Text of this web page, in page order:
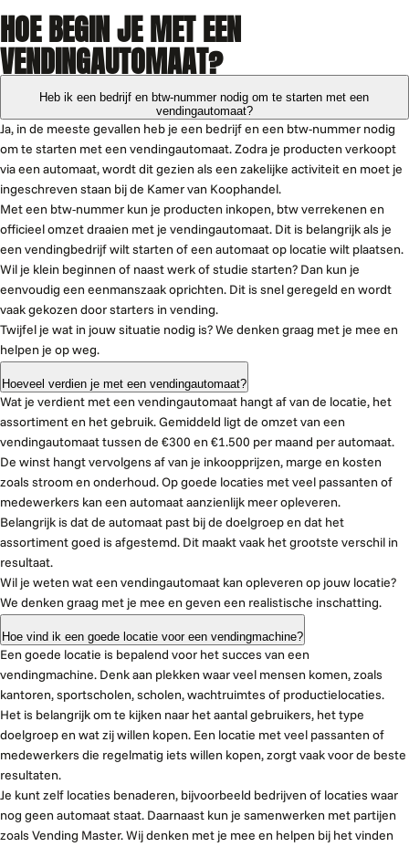
HOE BEGIN JE MET EEN
VENDINGAUTOMAAT?
Heb ik een bedrijf en btw-nummer nodig om te starten met een
vendingautomaat?
Ja, in de meeste gevallen heb je een bedrijf en een btw-nummer nodig
om te starten met een vendingautomaat. Zodra je producten verkoopt
via een automaat, wordt dit gezien als een zakelijke activiteit en moet je
ingeschreven staan bij de Kamer van Koophandel.
Met een btw-nummer kun je producten inkopen, btw verrekenen en
officieel omzet draaien met je vendingautomaat. Dit is belangrijk als je
een vendingbedrijf wilt starten of een automaat op locatie wilt plaatsen.
Wil je klein beginnen of naast werk of studie starten? Dan kun je
eenvoudig een eenmanszaak oprichten. Dit is snel geregeld en wordt
vaak gekozen door starters in vending.
Twijfel je wat in jouw situatie nodig is? We denken graag met je mee en
helpen je op weg.
Hoeveel verdien je met een vendingautomaat?
Wat je verdient met een vendingautomaat hangt af van de locatie, het
assortiment en het gebruik. Gemiddeld ligt de omzet van een
vendingautomaat tussen de €300 en €1.500 per maand per automaat.
De winst hangt vervolgens af van je inkoopprijzen, marge en kosten
zoals stroom en onderhoud. Op goede locaties met veel passanten of
medewerkers kan een automaat aanzienlijk meer opleveren.
Belangrijk is dat de automaat past bij de doelgroep en dat het
assortiment goed is afgestemd. Dit maakt vaak het grootste verschil in
resultaat.
Wil je weten wat een vendingautomaat kan opleveren op jouw locatie?
We denken graag met je mee en geven een realistische inschatting.
Hoe vind ik een goede locatie voor een vendingmachine?
Een goede locatie is bepalend voor het succes van een
vendingmachine. Denk aan plekken waar veel mensen komen, zoals
kantoren, sportscholen, scholen, wachtruimtes of productielocaties.
Het is belangrijk om te kijken naar het aantal gebruikers, het type
doelgroep en wat zij willen kopen. Een locatie met veel passanten of
medewerkers die regelmatig iets willen kopen, zorgt vaak voor de beste
resultaten.
Je kunt zelf locaties benaderen, bijvoorbeeld bedrijven of locaties waar
nog geen automaat staat. Daarnaast kun je samenwerken met partijen
zoals Vending Master. Wij denken met je mee en helpen bij het vinden